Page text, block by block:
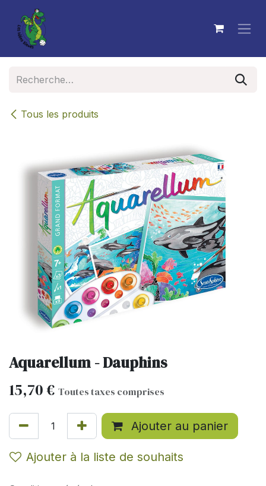
Se rendre au contenu
Tous les produits
Aquarellum - Dauphins
15,70€ Toutes taxes comprises
Ajouter au panier
Ajouter à la liste de souhaits